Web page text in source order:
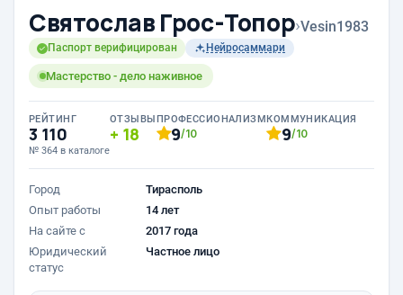
Святослав Грос-Топор›Vesin1983
Паспорт верифицирован Нейросаммари
Мастерство - дело наживное
РЕЙТИНГ
3 110
№ 364 в каталоге
ОТЗЫВЫ
18
ПРОФЕССИОНАЛИЗМ
9/10
КОММУНИКАЦИЯ
9/10
Город
Тирасполь
Опыт работы
14 лет
На сайте с
2017 года
Юридический
статус
Частное лицо